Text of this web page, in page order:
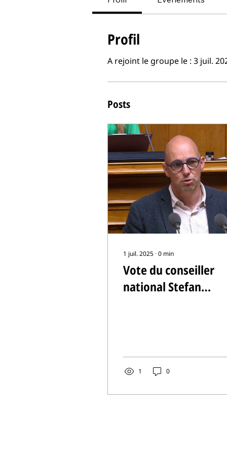
Profil
A rejoint le groupe le : 3 juil.
Posts
1 juil. 2025 ∙ 0 min
Vote du conseiller
national Stefan
1 0